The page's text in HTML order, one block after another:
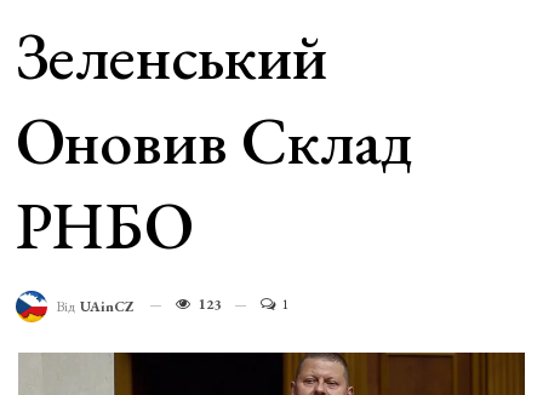
Зеленський
Оновив Склад
РНБО
Від UAinCZ 123 1